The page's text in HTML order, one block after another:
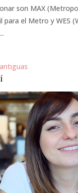
son MAX
para el Metro y WES